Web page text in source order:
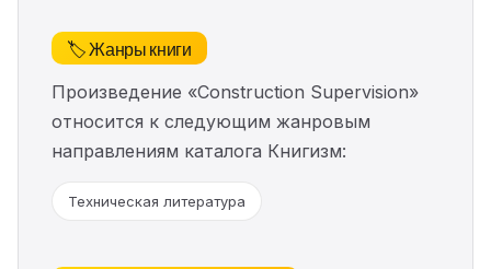
🏷️ Жанры книги
Произведение «Construction Supervision»
относится к следующим жанровым
направлениям каталога Книгизм:
Техническая литература